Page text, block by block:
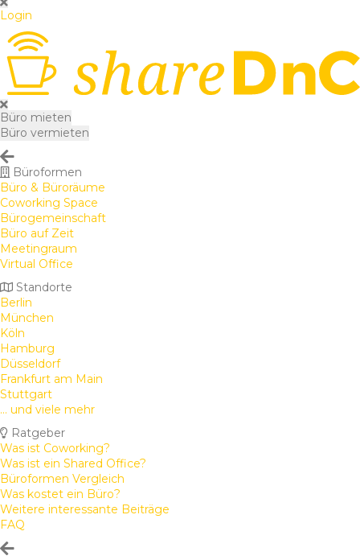
Login
Büro mieten
Büro vermieten
Büroformen
Büro & Büroräume
Coworking Space
Bürogemeinschaft
Büro auf Zeit
Meetingraum
Virtual Office
Standorte
Berlin
München
Köln
Hamburg
Düsseldorf
Frankfurt am Main
Stuttgart
... und viele mehr
Ratgeber
Was ist Coworking?
Was ist ein Shared Office?
Büroformen Vergleich
Was kostet ein Büro?
Weitere interessante Beiträge
FAQ